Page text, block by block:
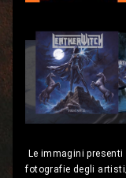
Le immagini
fotografie degli